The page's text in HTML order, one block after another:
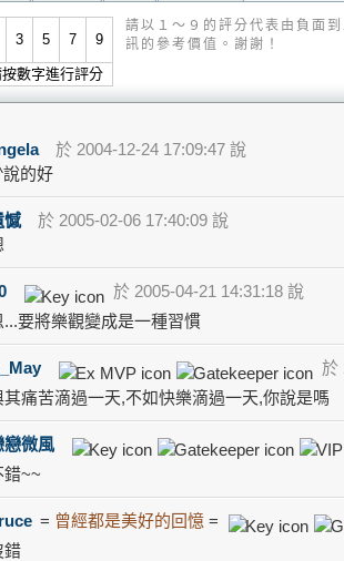
3 5 7 9
按數字進行評分
請以１～９的評分代表由負面
訊的參考價值。謝謝！
於 2004-12-24 17:09:47 說
說的好
憾
於 2005-02-06 17:40:09 說
於 2005-04-21 14:31:18 說
...要將樂觀變成是一種習慣
於
其痛苦滴過一天,不如快樂滴過一天,你說是嗎
戀微風
錯~~
= 曾經都是美好的回憶 =
錯